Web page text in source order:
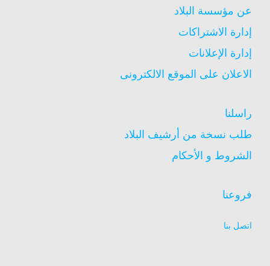
عن مؤسسة البلاد
إدارة الاشتراكات
إدارة الإعلانات
الاعلان على الموقع الالكترونى
راسلنا
طلب نسخة من أرشيف البلاد
الشروط و الأحكام
فروعنا
اتصل بنا